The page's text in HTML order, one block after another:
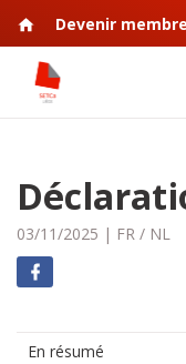
Devenir membre
03/11/2025 | FR / NL
En résumé